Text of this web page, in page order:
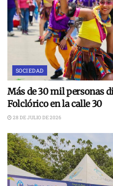
SOCIEDAD
Más de 30 mil personas
Folclórico en la calle 30
28 DE JULIO DE 2026